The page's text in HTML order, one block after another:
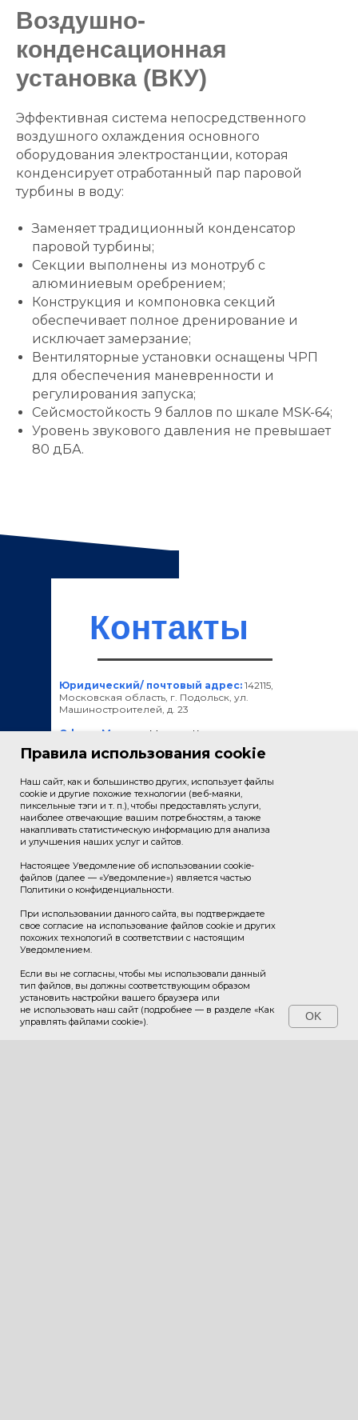
Воздушно-
конденсационная
установка (ВКУ)
Эффективная система непосредственного
воздушного охлаждения основного
оборудования электростанции, которая
конденсирует отработанный пар паровой
турбины в воду:
Заменяет традиционный конденсатор
паровой турбины;
Секции выполнены из монотруб с
алюминиевым оребрением;
Конструкция и компоновка секций
обеспечивает полное дренирование и
исключает замерзание;
Вентиляторные установки оснащены ЧРП
для обеспечения маневренности и
регулирования запуска;
Сейсмостойкость 9 баллов по шкале MSK-64;
Уровень звукового давления не превышает
80 дБА.
Контакты
Юридический/ почтовый адрес: 142115,
Московская область, г. Подольск, ул.
Машиностроителей, д. 23
Офис в Москве:
Москва, Краснопресненская
д. 12, БЦ "Центр международной торговли", 6
9-й эт., оф. 925
Тел./Факс:+7 (495) 913-87-88
Тел.:+7 (495) 913-87-90 (многоканальный)
Отдел кадров: +7 (495) 913-87-90 доб. 3139
Борьба с коррупцией
Правила использования cookie
Наш сайт, как и большинство других, использует файлы
cookie и другие похожие технологии (веб-маяки,
пиксельные тэги и т. п.), чтобы предоставлять услуги,
наиболее отвечающие вашим потребностям, а также
накапливать статистическую информацию для анализа
и улучшения наших услуг и сайтов.
Настоящее Уведомление об использовании cookie-
файлов (далее — «Уведомление») является частью
Политики о конфиденциальности.
При использовании данного сайта, вы подтверждаете
свое согласие на использование файлов cookie и других
похожих технологий в соответствии с настоящим
Уведомлением.
Если вы не согласны, чтобы мы использовали данный
тип файлов, вы должны соответствующим образом
установить настройки вашего браузера или
не использовать наш сайт (подробнее — в разделе «Как
управлять файлами cookie»).
OK